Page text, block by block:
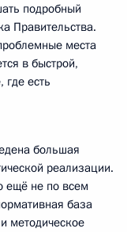
подробный
Правительства.
места
в быстрой,
где есть
большая
реализации.
ещё не по всем
база
методическое